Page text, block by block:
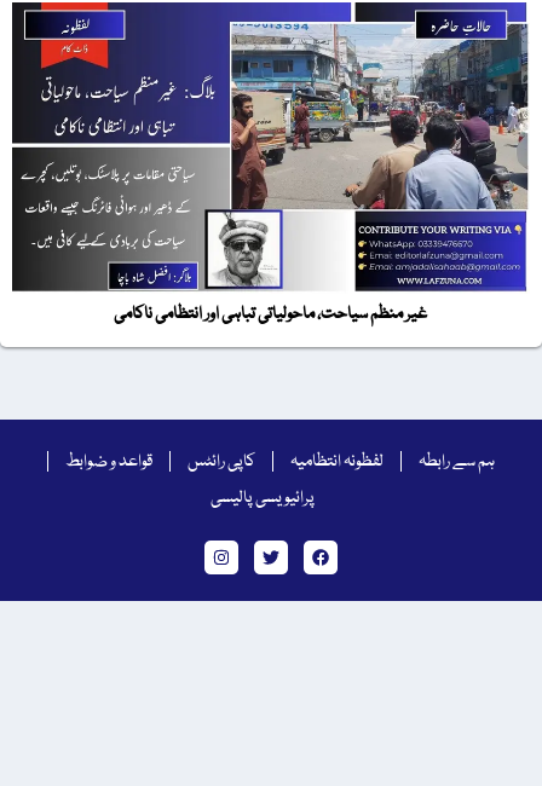
غیر منظم سیاحت، ماحولیاتی تباہی اور انتظامی ناکامی
ہم سے رابطہ لفظونہ انتظامیہ کاپی رائٹس
قواعد و ضوابط
پرائیویسی پالیسی